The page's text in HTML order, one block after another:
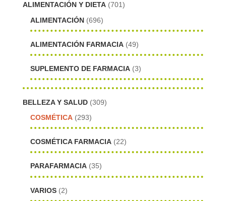
ALIMENTACIÓN Y DIETA (701)
ALIMENTACIÓN (696)
ALIMENTACIÓN FARMACIA (49)
SUPLEMENTO DE FARMACIA (3)
BELLEZA Y SALUD (309)
COSMÉTICA (293)
COSMÉTICA FARMACIA (22)
PARAFARMACIA (35)
VARIOS (2)